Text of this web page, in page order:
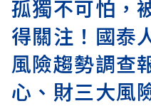
孤獨不可怕，
得關注！國泰
風險趨勢調查
心、財三大風